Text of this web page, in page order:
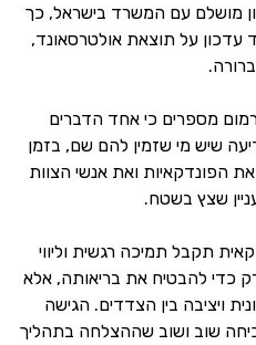
מושלם עם המשרד בישראל, כך
על תוצאת אולטרסאונד,
מספרים כי אחד הדברים
שיש מי שזמין להם שם, בזמן
הפונדקאיות ואת אנשי הצוות
שצץ בשטח.
תקבל תמיכה רגשית וליווי
כדי להבטיח את בריאותה, אלא
ויציבה בין הצדדים. הגישה
שוב ושוב שההצלחה בתהליך